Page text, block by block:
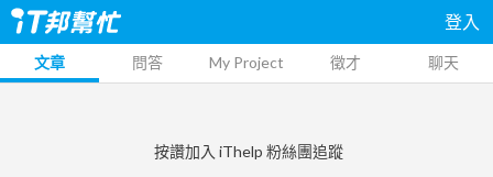
登入
文章 問答 My Project 徵才 聊天
按讚加入 iThelp 粉絲團追蹤